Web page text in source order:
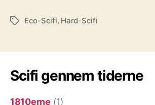
TagsEco-Scifi, Hard-Scifi
Scifi gennem tiderne
1810erne (1)